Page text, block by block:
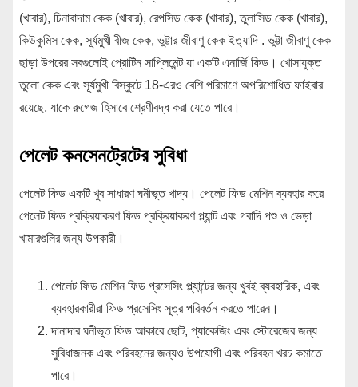
(খাবার), চিনাবাদাম কেক (খাবার), রেপসিড কেক (খাবার), তুলাসিড কেক (খাবার),
কিউকুমিস কেক, সূর্যমুখী বীজ কেক, ভুট্টার জীবাণু কেক ইত্যাদি . ভুট্টা জীবাণু কেক
ছাড়া উপরের সবগুলোই প্রোটিন সাপ্লিমেন্ট যা একটি এনার্জি ফিড। খোসাযুক্ত
তুলো কেক এবং সূর্যমুখী বিস্কুটে 18-এরও বেশি পরিমাণে অপরিশোধিত ফাইবার
রয়েছে, যাকে রুগেজ হিসাবে শ্রেণীবদ্ধ করা যেতে পারে।
পেলেট কনসেনট্রেটের সুবিধা
পেলেট ফিড একটি খুব সাধারণ ঘনীভূত খাদ্য। পেলেট ফিড মেশিন ব্যবহার করে
পেলেট ফিড প্রক্রিয়াকরণ ফিড প্রক্রিয়াকরণ প্ল্যান্ট এবং গবাদি পশু ও ভেড়া
খামারগুলির জন্য উপকারী।
পেলেট ফিড মেশিন ফিড প্রসেসিং প্ল্যান্টের জন্য খুবই ব্যবহারিক, এবং
ব্যবহারকারীরা ফিড প্রসেসিং সূত্র পরিবর্তন করতে পারেন।
দানাদার ঘনীভূত ফিড আকারে ছোট, প্যাকেজিং এবং স্টোরেজের জন্য
সুবিধাজনক এবং পরিবহনের জন্যও উপযোগী এবং পরিবহন খরচ কমাতে
পারে।